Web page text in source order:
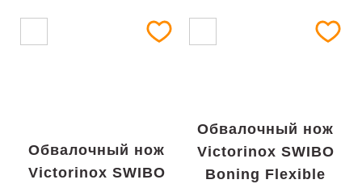
Обвалочный нож
Victorinox SWIBO
Обвалочный нож
Victorinox SWIBO
Boning Flexible